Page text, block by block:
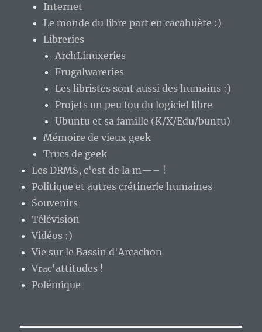
Internet
Le monde du libre part en cacahuète :)
Libreries
ArchLinuxeries
Frugalwareries
Les libristes sont aussi des humains :)
Projets un peu fou du logiciel libre
Ubuntu et sa famille (K/X/Edu/buntu)
Mémoire de vieux geek
Trucs de geek
Les DRMS, c'est de la m—– !
Politique et autres crétinerie humaines
Souvenirs
Télévision
Vidéos :)
Vie sur le Bassin d'Arcachon
Vrac'attitudes !
Polémique